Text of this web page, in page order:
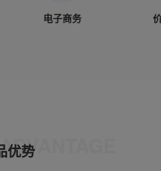
电子商务
优势